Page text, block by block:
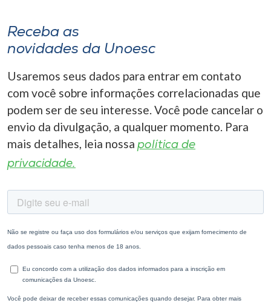
Receba as
novidades da Unoesc
Usaremos seus dados para entrar em contato
com você sobre informações correlacionadas que
podem ser de seu interesse. Você pode cancelar o
envio da divulgação, a qualquer momento. Para
mais detalhes, leia nossa política de
privacidade.